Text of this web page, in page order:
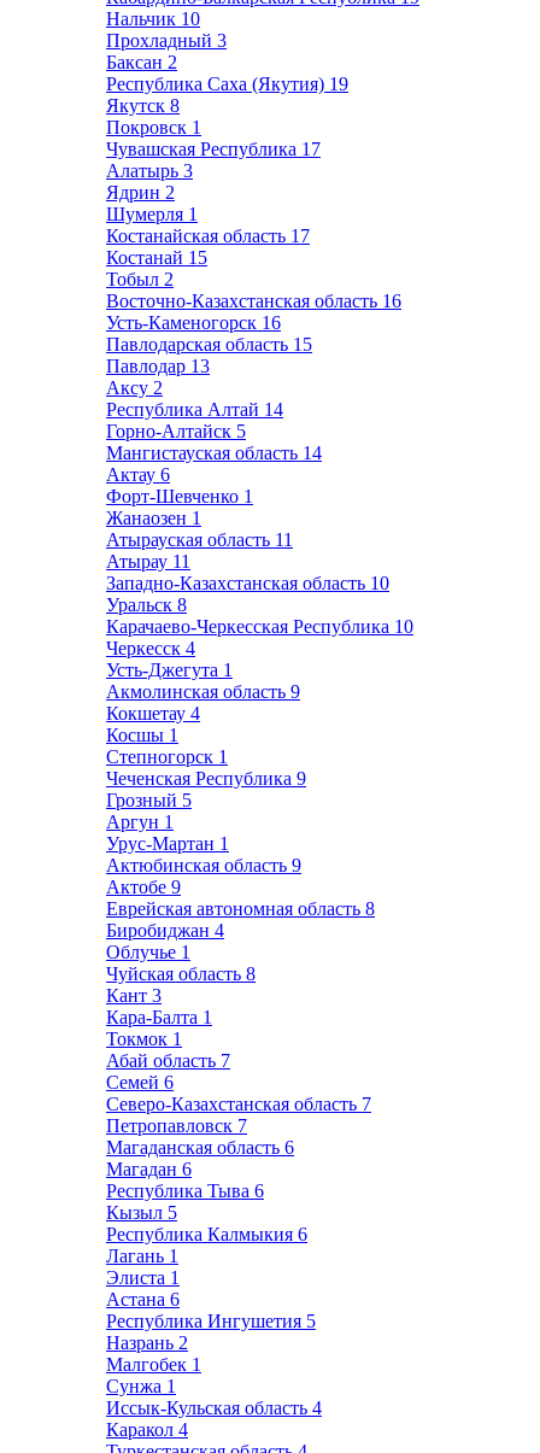
Нальчик 10
Прохладный 3
Баксан 2
Республика Саха (Якутия) 19
Якутск 8
Покровск 1
Чувашская Республика 17
Алатырь 3
Ядрин 2
Шумерля 1
Костанайская область 17
Костанай 15
Тобыл 2
Восточно-Казахстанская область 16
Усть-Каменогорск 16
Павлодарская область 15
Павлодар 13
Аксу 2
Республика Алтай 14
Горно-Алтайск 5
Мангистауская область 14
Актау 6
Форт-Шевченко 1
Жанаозен 1
Атырауская область 11
Атырау 11
Западно-Казахстанская область 10
Уральск 8
Карачаево-Черкесская Республика 10
Черкесск 4
Усть-Джегута 1
Акмолинская область 9
Кокшетау 4
Косшы 1
Степногорск 1
Чеченская Республика 9
Грозный 5
Аргун 1
Урус-Мартан 1
Актюбинская область 9
Актобе 9
Еврейская автономная область 8
Биробиджан 4
Облучье 1
Чуйская область 8
Кант 3
Кара-Балта 1
Токмок 1
Абай область 7
Семей 6
Северо-Казахстанская область 7
Петропавловск 7
Магаданская область 6
Магадан 6
Республика Тыва 6
Кызыл 5
Республика Калмыкия 6
Лагань 1
Элиста 1
Астана 6
Республика Ингушетия 5
Назрань 2
Малгобек 1
Сунжа 1
Иссык-Кульская область 4
Каракол 4